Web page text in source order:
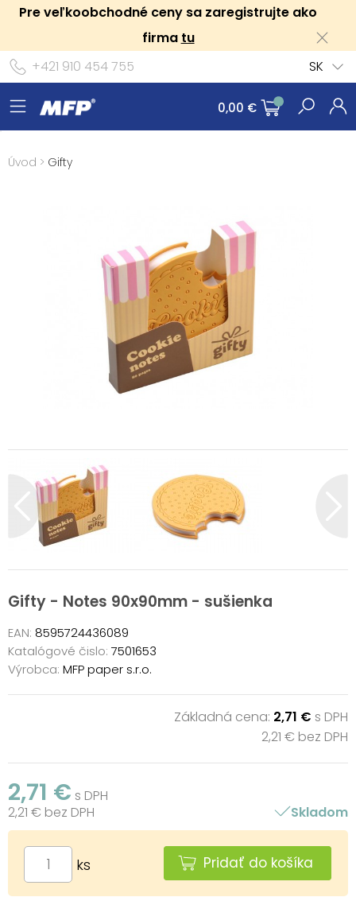
Pre veľkoobchodné ceny sa zaregistrujte ako
firma tu
+421 910 454 755
SK
0,00 €
Úvod > Gifty
Gifty - Notes 90x90mm - sušienka
EAN: 8595724436089
Katalógové čislo: 7501653
Výrobca: MFP paper s.r.o.
Základná cena: 2,71 € s DPH
2,21 € bez DPH
2,71 € s DPH
2,21 € bez DPH
Skladom
ks Pridať do košíka